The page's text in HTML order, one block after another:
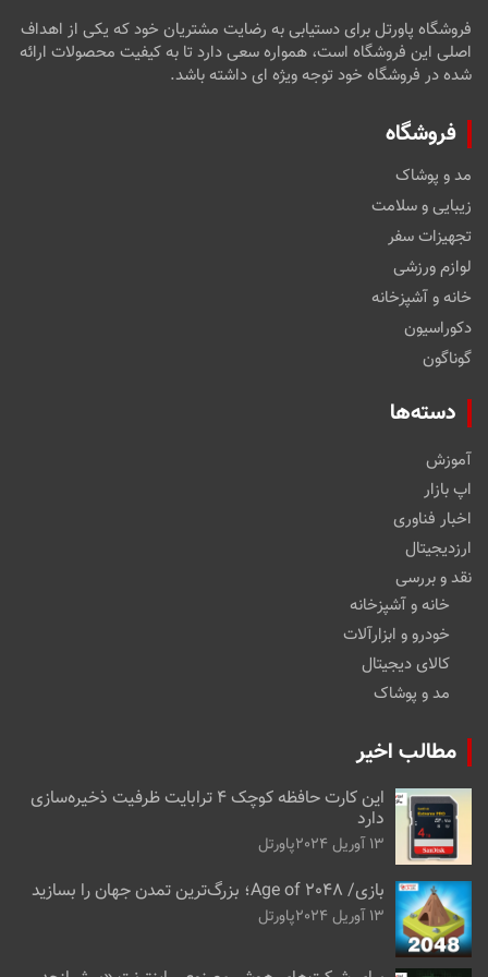
فروشگاه پاورتل برای دستیابی به رضایت مشتریان خود که یکی از اهداف
اصلی این فروشگاه است، همواره سعی دارد تا به کیفیت محصولات ارائه
شده در فروشگاه خود توجه ویژه ای داشته باشد.
فروشگاه
مد و پوشاک
زیبایی و سلامت
تجهیزات سفر
لوازم ورزشی
خانه و آشپزخانه
دکوراسیون
گوناگون
دسته‌ها
آموزش
اپ بازار
اخبار فناوری
ارزدیجیتال
نقد و بررسی
خانه و آشپزخانه
خودرو و ابزارآلات
کالای دیجیتال
مد و پوشاک
مطالب اخیر
این کارت حافظه کوچک ۴ ترابایت ظرفیت ذخیره‌سازی
دارد
13 آوریل 2024 پاورتل
بازی/ Age of 2048؛ بزرگ‌ترین تمدن جهان را بسازید
13 آوریل 2024 پاورتل